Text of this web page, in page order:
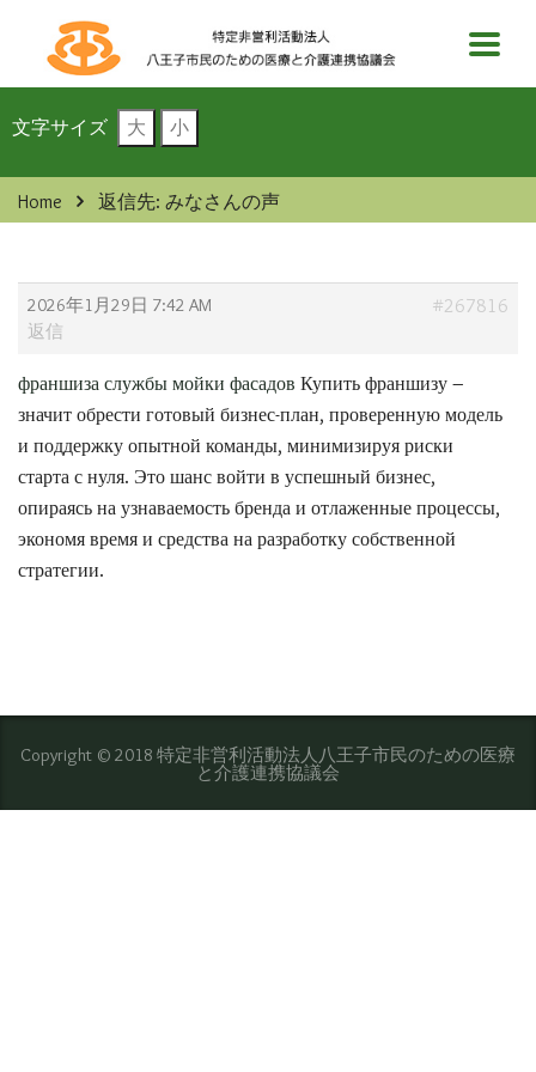
文字サイズ 大 小
Home 返信先: みなさんの声
2026年1月29日 7:42 AM #267816
返信
франшиза службы мойки фасадов Купить франшизу –
значит обрести готовый бизнес-план, проверенную модель
и поддержку опытной команды, минимизируя риски
старта с нуля. Это шанс войти в успешный бизнес,
опираясь на узнаваемость бренда и отлаженные процессы,
экономя время и средства на разработку собственной
стратегии.
Copyright © 2018 特定非営利活動法人八王子市民のための医療
と介護連携協議会